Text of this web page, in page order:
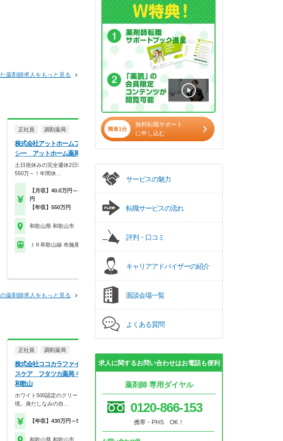
薬剤師求人をもっと見る
正社員 調剤薬局
株式会社アットホームファーマ
シー アットホーム薬局
土日祝休みの完全週休2日制×年収
550万～！年間休…
【月収】40.0万円～40.0万
円
【年収】550万円
和歌山県 和歌山市
ＪＲ和歌山線 布施屋駅
正社員 調剤薬局
株式会社ココカラファインヘル
和歌山
ホワイト500認定のクリーンな環
境。身だしなみの自…
ＪＲ紀勢本線(亀山－新宮)
薬剤師求人をもっと見る
正社員 調剤薬局
株式会社ココカラファインヘル
スケア フタツカ薬局 キーノ
和歌山
ホワイト500認定のクリーンな環
境。身だしなみの自…
【年収】430万円～560万円
和歌山県 和歌山市
ドラッグストア（調剤併設）
ルシア和歌山楠見中店
の暮らしも大切に。業…
【月収】33.5万円
【年収】515万円～650万円
簡単1分
無料転職サポート
に申し込む
サービスの魅力
転職サービスの流れ
評判・口コミ
キャリアアドバイザーの紹介
面談会場一覧
よくある質問
求人に関するお問い合わせはお電話も便利
薬剤師 専用ダイヤル
0120-866-153
携帯・PHS OK！